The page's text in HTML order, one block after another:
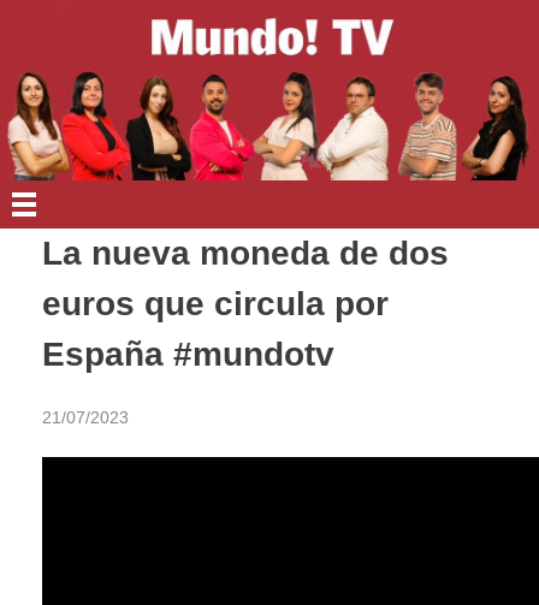
EN PORTADA
La nueva moneda de dos
euros que circula por
España #mundotv
21/07/2023